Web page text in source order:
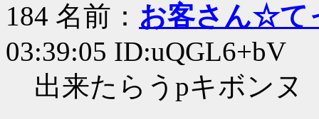
184 名前： お客さん☆て
03:39:05 ID:uQGL6+bV
出来たらうpキボンヌ